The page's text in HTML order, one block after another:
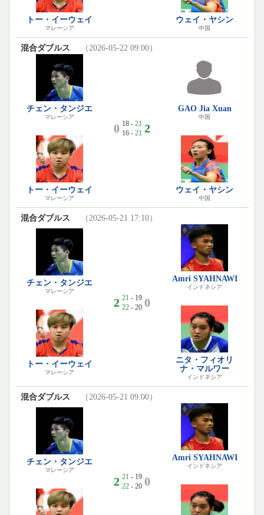
トー・イーウェイ
マレーシア
ウェイ・ヤシン
中国
混合ダブルス （2026-05-22 09:00）
チェン・タンジエ
マレーシア
トー・イーウェイ
マレーシア
0 18 - 21
16 - 21 2
GAO Jia Xuan
中国
ウェイ・ヤシン
中国
混合ダブルス （2026-05-21 17:10）
チェン・タンジエ
マレーシア
トー・イーウェイ
マレーシア
2 21 - 19
22- 20 0
Amri SYAHNAWI
インドネシア
ニタ・フィオリ
ナ・マルワー
インドネシア
混合ダブルス （2026-05-21 09:00）
チェン・タンジエ
マレーシア
2 21 - 19
22- 20 0
Amri SYAHNAWI
インドネシア